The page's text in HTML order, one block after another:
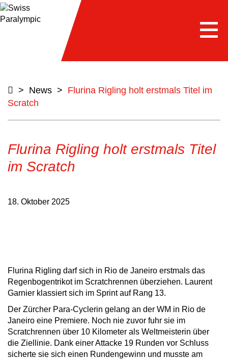
> News > Flurina Rigling holt erstmals Titel im
Scratch
Flurina Rigling holt erstmals Titel
im Scratch
18. Oktober 2025
Flurina Rigling darf sich in Rio de Janeiro erstmals das
Regenbogentrikot im Scratchrennen überziehen. Laurent
Garnier klassiert sich im Sprint auf Rang 13.
Der Zürcher Para-Cyclerin gelang an der WM in Rio de
Janeiro eine Premiere. Noch nie zuvor fuhr sie im
Scratchrennen über 10 Kilometer als Weltmeisterin über
die Ziellinie. Dank einer Attacke 19 Runden vor Schluss
sicherte sie sich einen Rundengewinn und musste am